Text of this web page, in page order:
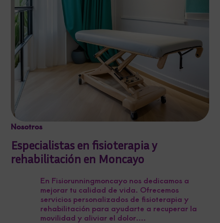
Nosotros
Especialistas en fisioterapia y
rehabilitación en Moncayo
En Fisiorunningmoncayo nos dedicamos a
mejorar tu calidad de vida. Ofrecemos
servicios personalizados de fisioterapia y
rehabilitación para ayudarte a recuperar la
movilidad y aliviar el dolor....